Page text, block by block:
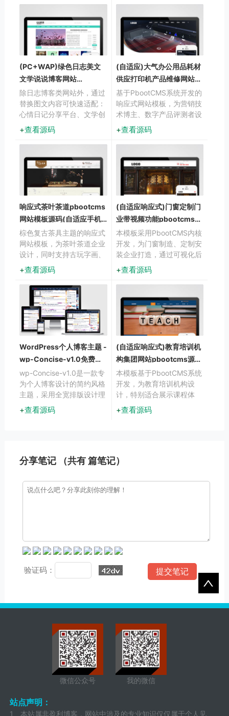
(PC+WAP)绿色日志美文
文学说说博客网站
pbootcms模板
除日志博客类网站外，通过
替换图文内容可快速适配：
心情日记分享平台、文学创
作社区、朋友圈内容聚合
站、美文鉴赏网站、读书笔
记平台等应用场景。
查看源码
(自适应)大气办公用品耗材
供应打印机产品维修网站模
板下载
基于PbootCMS系统开发的
响应式网站模板，为营销技
术博主、数字产品评测者设
计。采用前沿的响应式技
术，确保内容在手机端和桌
面端都能获得较佳阅读体
验，帮助用户高效展示技术
文章和产品分析。
查看源码
响应式茶叶茶道pbootcms
网站模板源码(自适应手机
端)
棕色复古茶具主题的响应式
网站模板，为茶叶茶道企业
设计，同时支持古玩字画、
艺术文化等行业的快速适
配，通过替换文字图片即可
转型为其他行业官网，大幅
降低开发成本。
查看源码
(自适应响应式)门窗定制门
业带视频功能pbootcms模
板下载
本模板采用PbootCMS内核
开发，为门窗制造、定制安
装企业打造，通过可视化后
台管理系统快速构建品牌官
网。自适应设计确保在手
机、平板、电脑等设备上均
能获得优质浏览体验
查看源码
WordPress个人博客主题 -
wp-Concise-v1.0免费下
载
wp-Concise-v1.0是一款专
为个人博客设计的简约风格
主题，采用全宽排版设计理
念，注重内容呈现效果。该
模板适用于个人随笔、技术
查看源码
(自适应响应式)教育培训机
构集团网站pbootcms源码
下载
本模板基于PbootCMS系统
开发，为教育培训机构设
计，特别适合展示课程体
系、师资团队和教学成果。
采用响应式技术，确保在各
查看源码
分享笔记 （共有篇笔记）
验证码：
微信公众号 我的微信
站点声明：
1、本站属非盈利博客，网站中涉及的专业知识仅仅属于个人见